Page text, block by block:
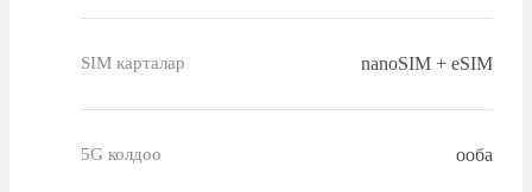
SIM карталар nanoSIM + eSIM
5G колдоо ооба